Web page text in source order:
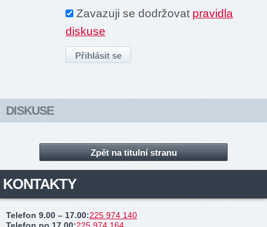
Zavazuji se dodržovat pravidla
diskuse
DISKUSE
Zpět na titulní stranu
KONTAKTY
Telefon 9.00 – 17.00:225 974 140
Telefon po 17.00:225 974 164